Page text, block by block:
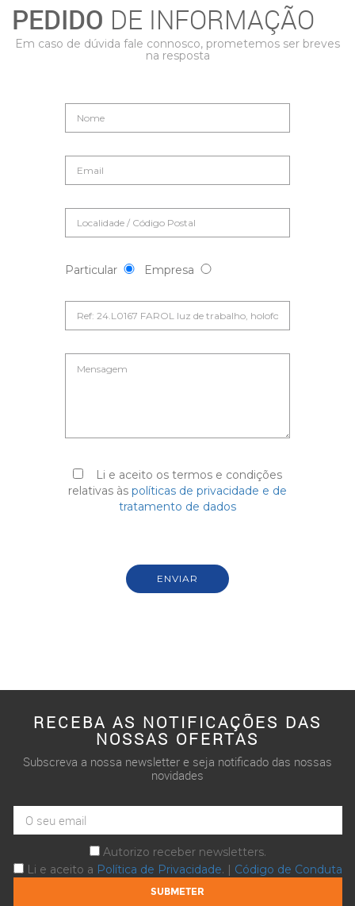
PEDIDO DE INFORMAÇÃO
Em caso de dúvida fale connosco, prometemos ser breves
na resposta
Particular Empresa
Li e aceito os termos e condições
relativas às políticas de privacidade e de
tratamento de dados
RECEBA AS NOTIFICAÇÕES DAS
NOSSAS OFERTAS
Subscreva a nossa newsletter e seja notificado das nossas
novidades
Autorizo receber newsletters.
Li e aceito a Política de Privacidade. | Código de Conduta